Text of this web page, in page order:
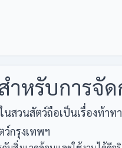
ำหรับการจั
นสวนสัตว์ถือเป็นเรื่องท้าท
กรุงเทพฯ